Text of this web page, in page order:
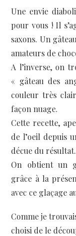
Une envie
pour vous ! Il
saxons. Un
amateurs de
A l’inverse, on
« gâteau des
couleur très
façon nuage.
Cette recette,
de l’oeil depuis
décue du résultat.
On obtient un
grâce à la
avec ce glaçage
Comme je
choisi de le